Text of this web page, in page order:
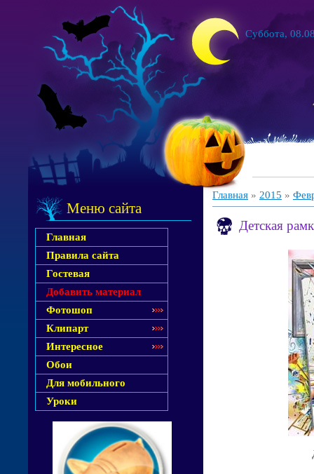
Суббота,
Меню сайта
Главная
Правила сайта
Гостевая
Добавить материал
Фотошоп
Клипарт
Интересное
Обои
Для мобильного
Уроки
Главная » 2015 »
Детская